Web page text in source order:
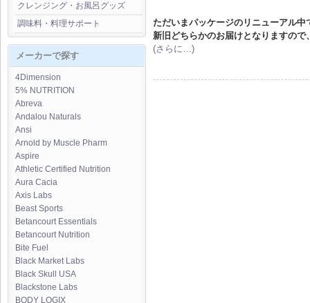
クレンジング・お風呂グッズ
調味料・料理サポート
メーカーで探す
4Dimension
5% NUTRITION
Abreva
Andalou Naturals
Ansi
Arnold by Muscle Pharm
Aspire
Athletic Certified Nutrition
Aura Cacia
Axis Labs
Beast Sports
Betancourt Essentials
Betancourt Nutrition
Bite Fuel
Black Market Labs
Black Skull USA
Blackstone Labs
BODY LOGIX
ただいまパッケージのリニューアル中
新旧どちらかのお届けとなりますので
(さらに…)